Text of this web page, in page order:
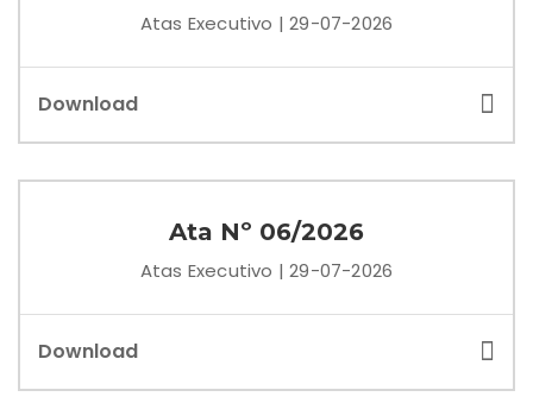
Atas Executivo | 29-07-2026
Download
Ata Nº 06/2026
Atas Executivo | 29-07-2026
Download